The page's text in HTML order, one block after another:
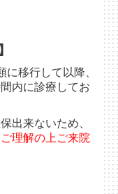
移行して以降、
内に診療してお
出来ないため、
理解の上ご来院